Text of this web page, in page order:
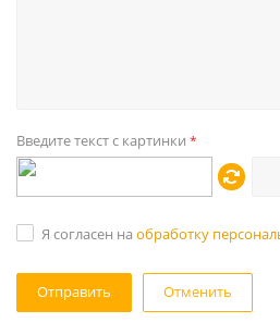
Введите текст с картинки *
Я согласен на обработку
Отменить